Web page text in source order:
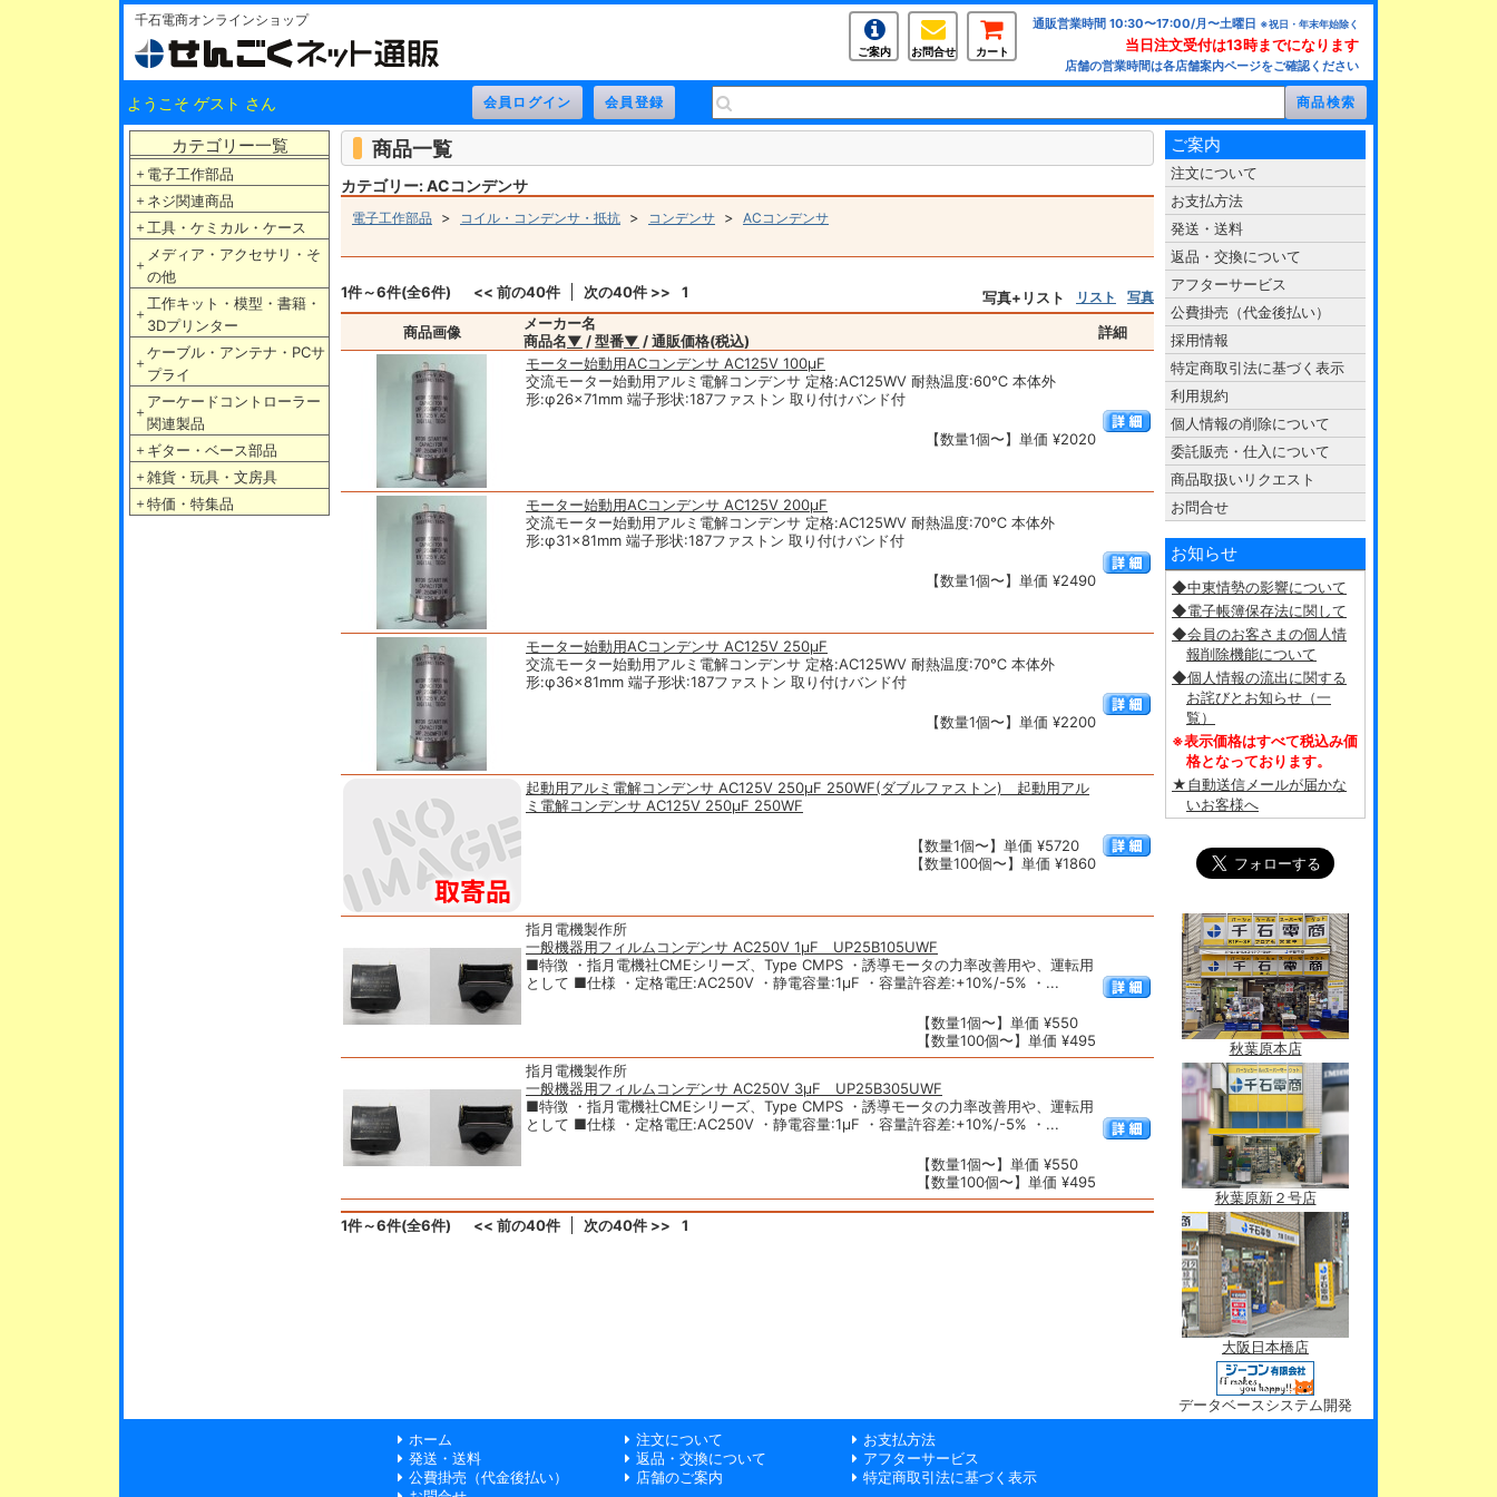
千石電商オンラインショップ
ご案内 お問合せ カート
通販営業時間 10:30〜17:00/月〜土曜日 ※祝日・年末年始除く
当日注文受付は13時までになります
店舗の営業時間は各店舗案内ページをご確認ください
ようこそ ゲスト さん
カテゴリー一覧
＋ 電子工作部品
＋ ネジ関連商品
＋ 工具・ケミカル・ケース
＋
メディア・アクセサリ・そ
の他
＋
工作キット・模型・書籍・
3Dプリンター
＋
ケーブル・アンテナ・PCサ
プライ
＋
アーケードコントローラー
関連製品
＋ ギター・ベース部品
＋ 雑貨・玩具・文房具
＋ 特価・特集品
商品一覧
カテゴリー: ACコンデンサ
電子工作部品 > コイル・コンデンサ・抵抗 > コンデンサ > ACコンデンサ
1件～6件(全6件) << 前の40件 次の40件 >> 1 写真+リスト リスト 写真
商品画像
メーカー名
商品名▼ / 型番▼ / 通販価格(税込)
詳細
モーター始動用ACコンデンサ AC125V 100μF
交流モーター始動用アルミ電解コンデンサ 定格:AC125WV 耐熱温度:60℃ 本体外
形:φ26×71mm 端子形状:187ファストン 取り付けバンド付
【数量1個〜】単価 ¥2020
モーター始動用ACコンデンサ AC125V 200μF
交流モーター始動用アルミ電解コンデンサ 定格:AC125WV 耐熱温度:70℃ 本体外
形:φ31×81mm 端子形状:187ファストン 取り付けバンド付
【数量1個〜】単価 ¥2490
モーター始動用ACコンデンサ AC125V 250μF
交流モーター始動用アルミ電解コンデンサ 定格:AC125WV 耐熱温度:70℃ 本体外
形:φ36×81mm 端子形状:187ファストン 取り付けバンド付
【数量1個〜】単価 ¥2200
起動用アルミ電解コンデンサ AC125V 250μF 250WF(ダブルファストン) 起動用アル
ミ電解コンデンサ AC125V 250μF 250WF
【数量1個〜】単価 ¥5720
【数量100個〜】単価 ¥1860
指月電機製作所
一般機器用フィルムコンデンサ AC250V 1μF UP25B105UWF
■特徴 ・指月電機社CMEシリーズ、Type CMPS ・誘導モータの力率改善用や、運転用
として ■仕様 ・定格電圧:AC250V ・静電容量:1μF ・容量許容差:+10%/-5% ・...
【数量1個〜】単価 ¥550
【数量100個〜】単価 ¥495
指月電機製作所
一般機器用フィルムコンデンサ AC250V 3μF UP25B305UWF
■特徴 ・指月電機社CMEシリーズ、Type CMPS ・誘導モータの力率改善用や、運転用
として ■仕様 ・定格電圧:AC250V ・静電容量:1μF ・容量許容差:+10%/-5% ・...
【数量1個〜】単価 ¥550
【数量100個〜】単価 ¥495
1件～6件(全6件) << 前の40件 次の40件 >> 1
ご案内
注文について
お支払方法
発送・送料
返品・交換について
アフターサービス
公費掛売（代金後払い）
採用情報
特定商取引法に基づく表示
利用規約
個人情報の削除について
委託販売・仕入について
商品取扱いリクエスト
お問合せ
お知らせ
◆中東情勢の影響について
◆電子帳簿保存法に関して
◆会員のお客さまの個人情
報削除機能について
◆個人情報の流出に関する
お詫びとお知らせ（一
覧）
※表示価格はすべて税込み価
格となっております。
★自動送信メールが届かな
いお客様へ
秋葉原本店
秋葉原新２号店
大阪日本橋店
データベースシステム開発
ホーム
注文について
お支払方法
発送・送料
返品・交換について
アフターサービス
公費掛売（代金後払い）
店舗のご案内
特定商取引法に基づく表示